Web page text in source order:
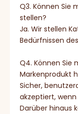
Q3. Können Sie
stellen?
Ja. Wir stellen
Bedürfnissen
Q4. Können Sie
Markenprodukt
Sicher,
akzeptiert,
Darüber hinaus